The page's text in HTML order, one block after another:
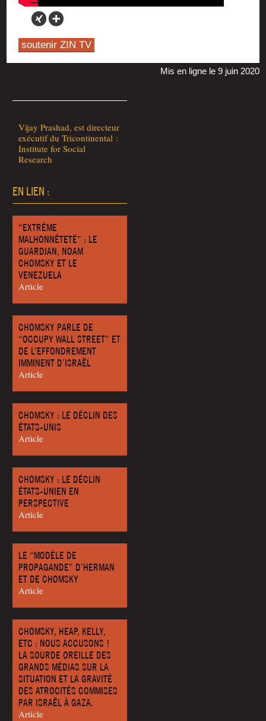
Vijay Pra­shad, est direc­teur
exé­cu­tif du Tri­con­ti­nen­tal :
Ins­ti­tute for Social
Research
EN LIEN :
“EXTRÊME
MALHONNÊTETÉ” : LE
GUARDIAN, NOAM
CHOMSKY ET LE
VENEZUELA
Article
CHOMSKY PARLE DE
“OCCUPY WALL STREET” ET
DE L’EFFONDREMENT
IMMINENT D’ISRAËL
Article
CHOMSKY : LE DÉCLIN DES
ÉTATS-UNIS
Article
CHOMSKY : LE DÉCLIN
ÉTATS-UNIEN EN
PERSPECTIVE
Article
LE “MODÈLE DE
PROPAGANDE” D’HERMAN
ET DE CHOMSKY
Article
CHOMSKY, HEAP, KELLY,
ETC : NOUS ACCUSONS !
LA SOURDE OREILLE DES
GRANDS MÉDIAS SUR LA
SITUATION ET LA GRAVITÉ
DES ATROCITÉS COMMISES
PAR ISRAËL À GAZA.
Article
soutenir ZIN TV
Mis en ligne le 9 juin 2020